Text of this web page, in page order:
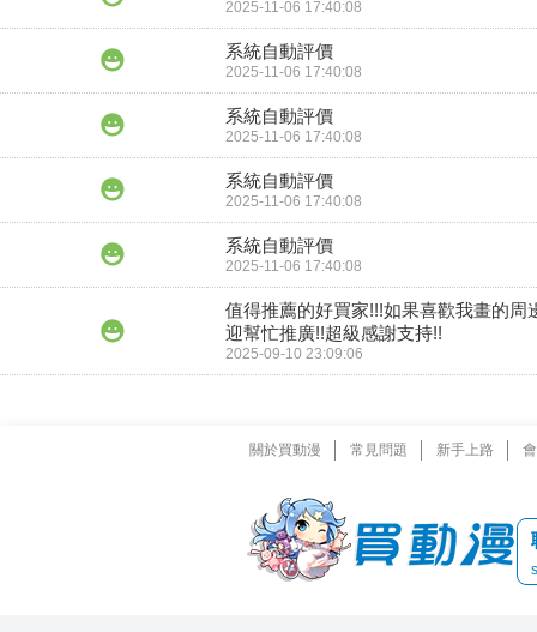
2025-11-06 17:40:08
系統自動評價
2025-11-06 17:40:08
系統自動評價
2025-11-06 17:40:08
系統自動評價
2025-11-06 17:40:08
系統自動評價
2025-11-06 17:40:08
值得推薦的好買家!!!如果喜歡我畫的周
迎幫忙推廣!!超級感謝支持!!
2025-09-10 23:09:06
關於買動漫 常見問題 新手上路